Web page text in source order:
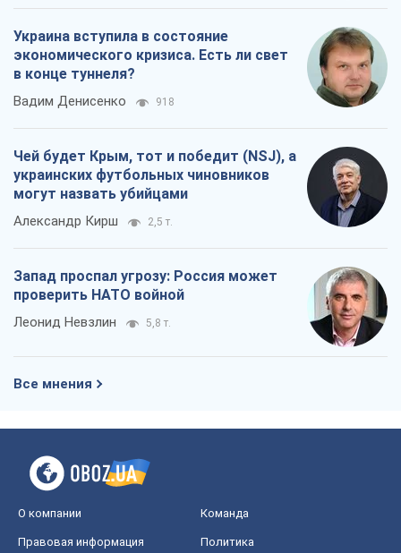
Украина вступила в состояние
экономического кризиса. Есть ли свет
в конце туннеля?
Вадим Денисенко 918
Чей будет Крым, тот и победит (NSJ), а
украинских футбольных чиновников
могут назвать убийцами
Александр Кирш 2,5 т.
Запад проспал угрозу: Россия может
проверить НАТО войной
Леонид Невзлин 5,8 т.
Все мнения
О компании Команда
Правовая информация
Политика